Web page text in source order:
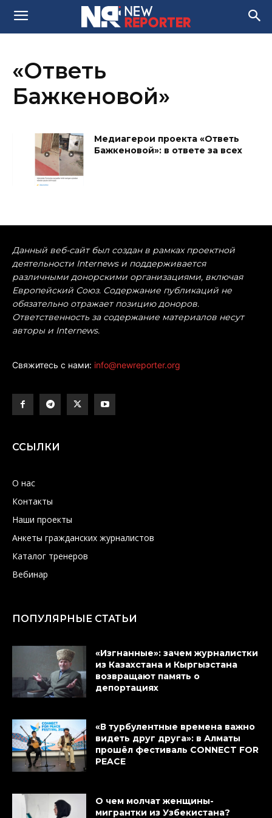
«Ответь
Бажкеновой»
Медиагерои проекта «Ответь
Бажкеновой»: в ответе за всех
Данный веб-сайт был создан в рамках проектной
деятельности Internews и поддерживается
различными донорскими организациями, включая
Европейский Союз. Содержание публикаций не
обязательно отражает позицию доноров.
Ответственность за содержание материалов несут
авторы и Internews.
Свяжитесь с нами: info@newreporter.org
ССЫЛКИ
О нас
Контакты
Наши проекты
Анкеты гражданских журналистов
Каталог тренеров
Вебинар
ПОПУЛЯРНЫЕ СТАТЬИ
«Изгнанные»: зачем журналистки
из Казахстана и Кыргызстана
возвращают память о
депортациях
«В турбулентные времена важно
видеть друг друга»: в Алматы
прошёл фестиваль CONNECT FOR
PEACE
О чем молчат женщины-
мигрантки из Узбекистана?